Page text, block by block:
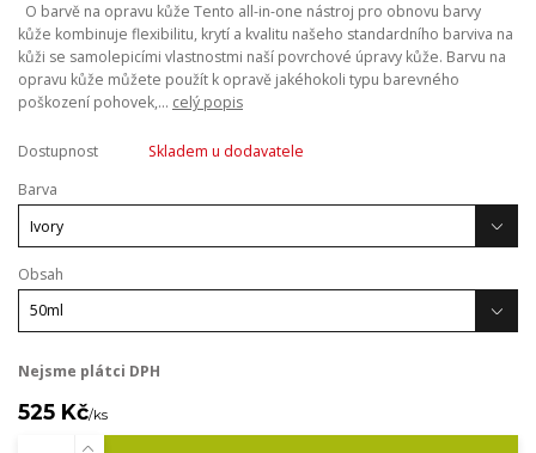
O barvě na opravu kůže Tento all-in-one nástroj pro obnovu barvy
kůže kombinuje flexibilitu, krytí a kvalitu našeho standardního barviva na
kůži se samolepicími vlastnostmi naší povrchové úpravy kůže. Barvu na
opravu kůže můžete použít k opravě jakéhokoli typu barevného
poškození pohovek,... celý popis
Dostupnost
Skladem u dodavatele
Barva
Obsah
Nejsme plátci DPH
525 Kč/ks